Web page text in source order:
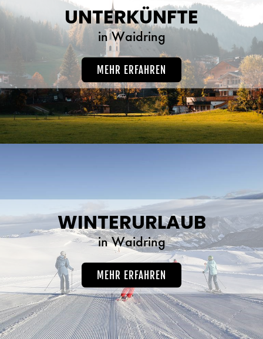
UNTERKÜNFTE
in Waidring
MEHR ERFAHREN
WINTERURLAUB
in Waidring
MEHR ERFAHREN